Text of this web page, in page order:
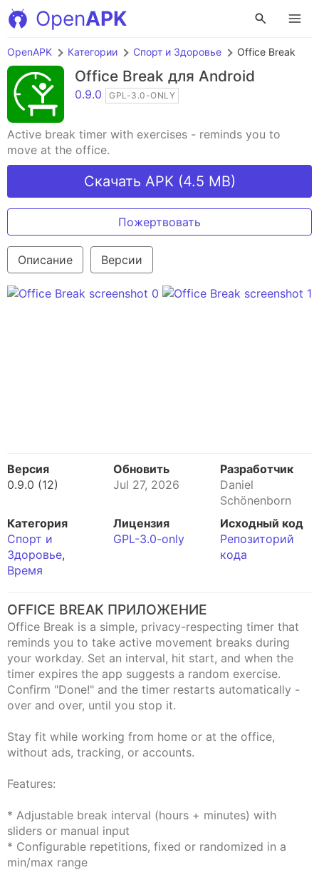
OpenAPK
OpenAPK Категории Спорт и Здоровье Office Break
Office Break для Android
0.9.0 GPL-3.0-ONLY
Active break timer with exercises - reminds you to
move at the office.
Скачать APK (4.5 MB)
Пожертвовать
Описание Версии
Версия
0.9.0 (12)
Обновить
Jul 27, 2026
Разработчик
Daniel
Schönenborn
Категория
Спорт и
Здоровье,
Время
Лицензия
GPL-3.0-only
Исходный код
Репозиторий
кода
OFFICE BREAK ПРИЛОЖЕНИЕ
Office Break is a simple, privacy-respecting timer that
reminds you to take active movement breaks during
your workday. Set an interval, hit start, and when the
timer expires the app suggests a random exercise.
Confirm "Done!" and the timer restarts automatically -
over and over, until you stop it.
Stay fit while working from home or at the office,
without ads, tracking, or accounts.
Features:
* Adjustable break interval (hours + minutes) with
sliders or manual input
* Configurable repetitions, fixed or randomized in a
min/max range